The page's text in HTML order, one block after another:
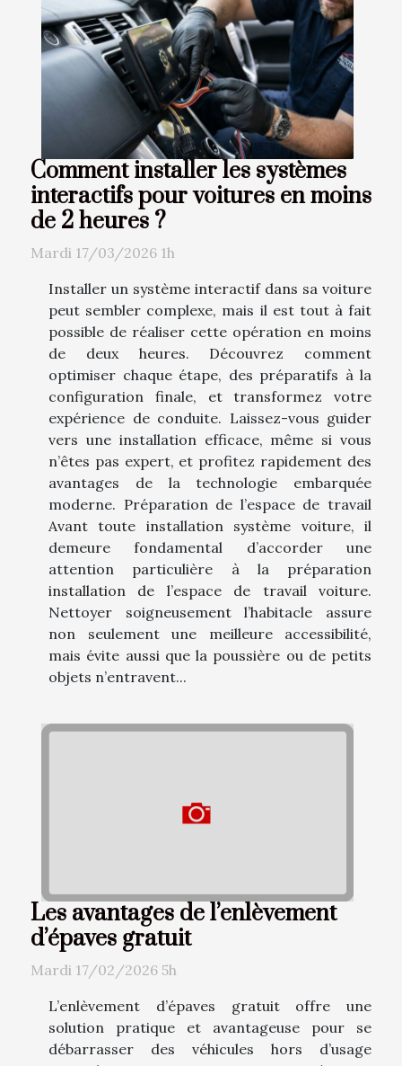
Comment installer les systèmes
interactifs pour voitures en moins
de 2 heures ?
Mardi 17/03/2026 1h
Installer un système interactif dans sa voiture
peut sembler complexe, mais il est tout à fait
possible de réaliser cette opération en moins
de deux heures. Découvrez comment
optimiser chaque étape, des préparatifs à la
configuration finale, et transformez votre
expérience de conduite. Laissez-vous guider
vers une installation efficace, même si vous
n’êtes pas expert, et profitez rapidement des
avantages de la technologie embarquée
moderne. Préparation de l’espace de travail
Avant toute installation système voiture, il
demeure fondamental d’accorder une
attention particulière à la préparation
installation de l’espace de travail voiture.
Nettoyer soigneusement l’habitacle assure
non seulement une meilleure accessibilité,
mais évite aussi que la poussière ou de petits
objets n’entravent...
Les avantages de l’enlèvement
d’épaves gratuit
Mardi 17/02/2026 5h
L’enlèvement d’épaves gratuit offre une
solution pratique et avantageuse pour se
débarrasser des véhicules hors d’usage